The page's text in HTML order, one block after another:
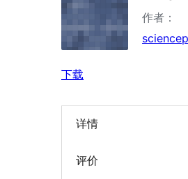
作者：
下载
详情
评价